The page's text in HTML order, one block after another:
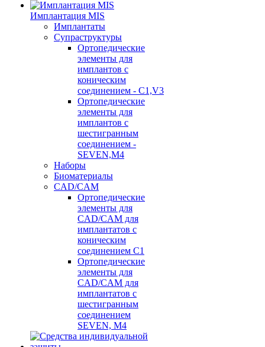
Имплантация MIS
Имплантаты
Супраструктуры
Ортопедические
элементы для
имплантов с
коническим
соединением - C1,V3
Ортопедические
элементы для
имплантов с
шестигранным
соединением -
SEVEN,M4
Наборы
Биоматериалы
CAD/CAM
Ортопедические
элементы для
CAD/CAM для
имплантатов с
коническим
соединением С1
Ортопедические
элементы для
CAD/CAM для
имплантатов с
шестигранным
соединением
SEVEN, М4